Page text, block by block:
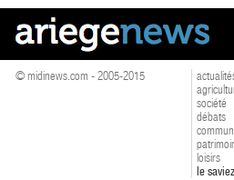
© midinews.com - 2005-2015
société
débats
loisirs
le